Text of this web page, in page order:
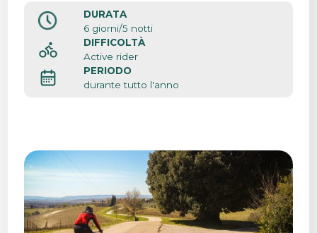
leggendario paesaggio toscano.
DURATA
6 giorni/5 notti
DIFFICOLTÀ
Active rider
PERIODO
durante tutto l'anno